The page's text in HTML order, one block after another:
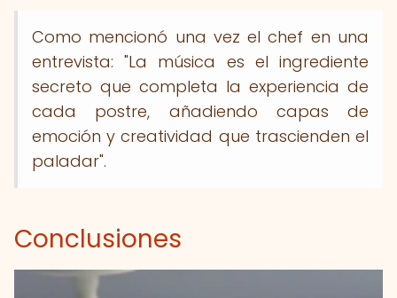
Como mencionó una vez el chef en una
entrevista: "La música es el ingrediente
secreto que completa la experiencia de
cada postre, añadiendo capas de
emoción y creatividad que trascienden el
paladar".
Conclusiones